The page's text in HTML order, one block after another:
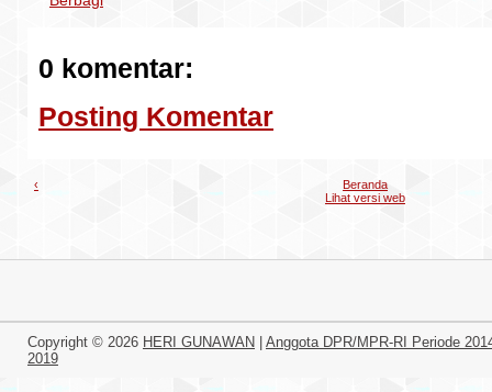
0 komentar:
Posting Komentar
‹
Beranda
Lihat versi web
Copyright © 2026 HERI GUNAWAN
Anggota DPR/MPR-RI Periode
2019